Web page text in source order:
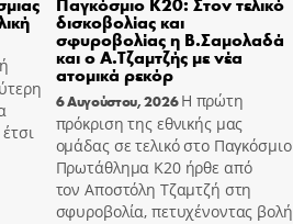
δισκοβολίας και
σφυροβολίας η Β.Σαμολαδά
και ο Α.Τζαμτζής με νέα
ατομικά ρεκόρ
6 Αυγούστου, 2026 Η πρώτη
πρόκριση της εθνικής μας
ομάδας σε τελικό στο Παγκόσμιο
Πρωτάθλημα Κ20 ήρθε από
τον Αποστόλη Τζαμτζή στη
σφυροβολία, πετυχένοντας βολή